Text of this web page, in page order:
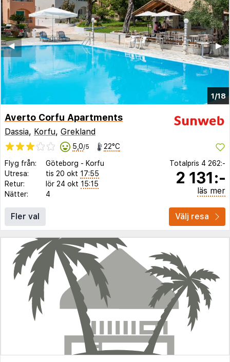
1/18
▶︎
◀︎
Averto Corfu Apartments
Dassia, Korfu, Grekland
5,0/5 22°C
Flyg från: Göteborg - Korfu
Utresa:
tis 20 okt 17:55
Retur:
lör 24 okt 15:15
Nätter:
4
Totalpris 4 262:-
2 131:-
läs mer
Fler val Välj resa